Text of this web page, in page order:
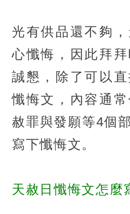
光有供品還不夠
心懺悔，因此拜
誠懇，除了可以
懺悔文，內容通
赦罪與發願等4個
寫下懺悔文。
天赦日懺悔文怎麼